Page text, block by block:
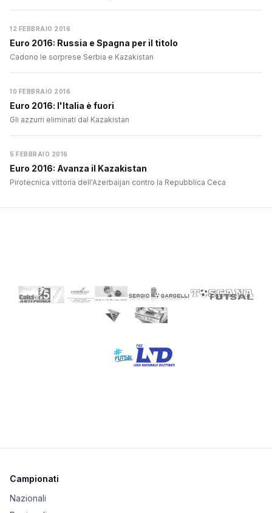
12 FEBBRAIO 2016
Euro 2016: Russia e Spagna per il titolo
Cadono le sorprese Serbia e Kazakistan
10 FEBBRAIO 2016
Euro 2016: l'Italia è fuori
Gli azzurri eliminati dal Kazakistan
5 FEBBRAIO 2016
Euro 2016: Avanza il Kazakistan
Pirotecnica vittoria dell'Azerbaijan contro la Repubblica Ceca
Campionati
Nazionali